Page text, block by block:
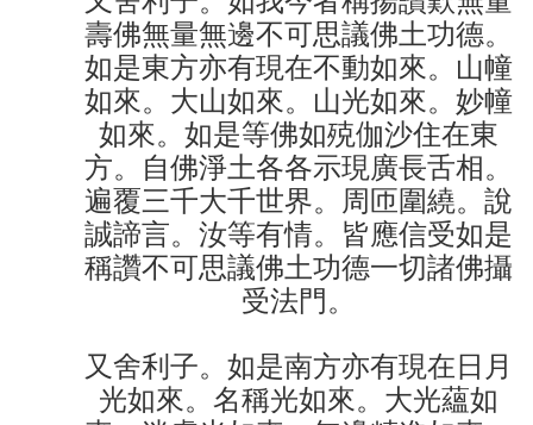
壽佛無量無邊不可思議佛土功德。
如是東方亦有現在不動如來。山幢
如來。大山如來。山光如來。妙幢
如來。如是等佛如殑伽沙住在東
方。自佛淨土各各示現廣長舌相。
遍覆三千大千世界。周匝圍繞。說
誠諦言。汝等有情。皆應信受如是
稱讚不可思議佛土功德一切諸佛攝
受法門。
又舍利子。如是南方亦有現在日月
光如來。名稱光如來。大光蘊如